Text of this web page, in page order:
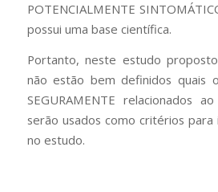
POTENCIALMENTE
possui uma base científica.
Portanto, neste estudo
não estão bem definidos quais
SEGURAMENTE relacionados
serão usados como critérios para
no estudo.